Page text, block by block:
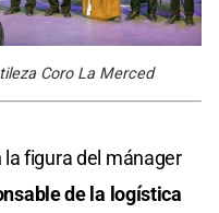
Coro La Merced
figura del mánager
de la logística